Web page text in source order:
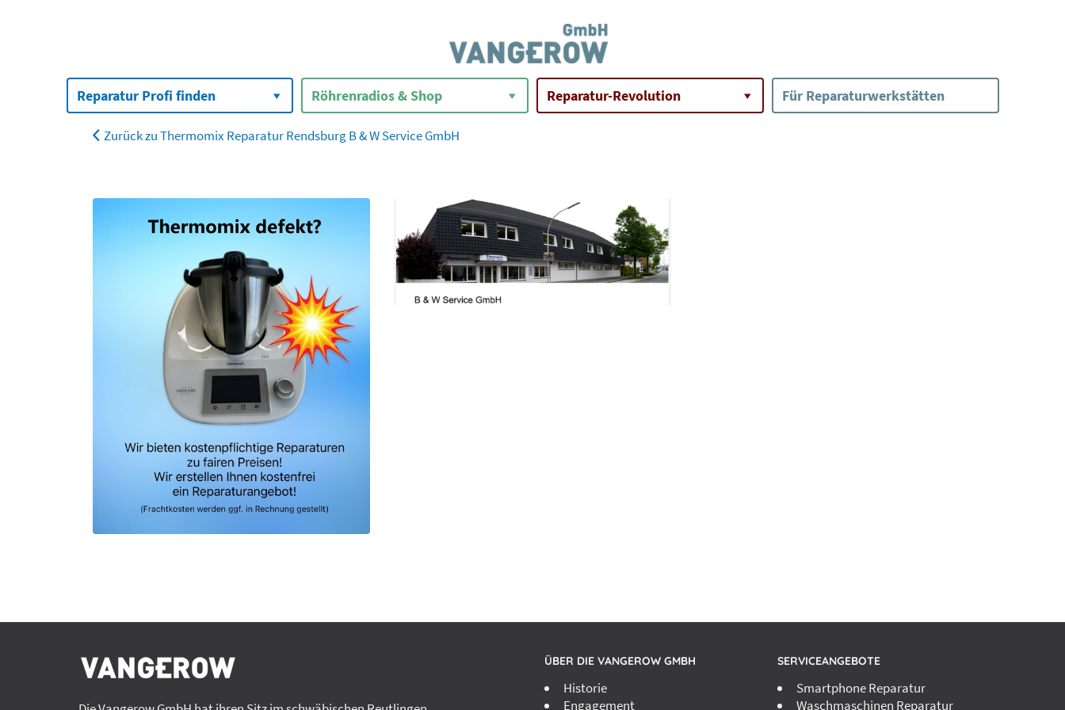
Reparatur Profi finden Röhrenradios & Shop Reparatur-Revolution Für Reparaturwerkstätten
Zurück zu Thermomix Reparatur Rendsburg B & W Service GmbH
ÜBER DIE VANGEROW GMBH
Historie
Engagement
SERVICEANGEBOTE
Smartphone Reparatur
Waschmaschinen Reparatur